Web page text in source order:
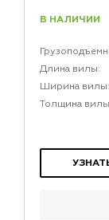
В НАЛИЧИИ
Длина вилы:
Ширина вилы:
Толщина